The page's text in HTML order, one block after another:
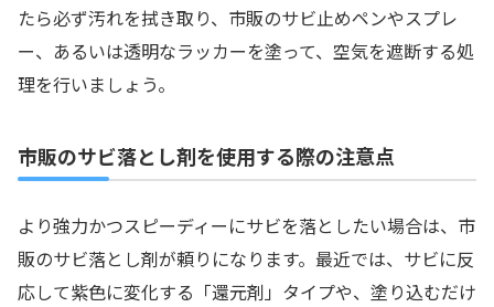
たら必ず汚れを拭き取り、市販のサビ止めペンやスプレ
ー、あるいは透明なラッカーを塗って、空気を遮断する処
理を行いましょう。
市販のサビ落とし剤を使用する際の注意点
より強力かつスピーディーにサビを落としたい場合は、市
販のサビ落とし剤が頼りになります。最近では、サビに反
応して紫色に変化する「還元剤」タイプや、塗り込むだけ